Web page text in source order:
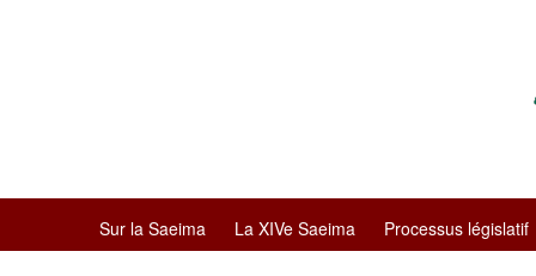
Sur la Saeima La XIVe Saeima Processus législatif